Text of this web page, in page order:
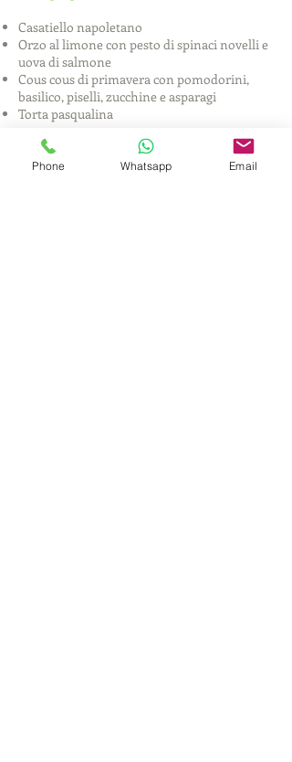
Casatiello napoletano
Orzo al limone con pesto di spinaci novelli e
uova di salmone
Cous cous di primavera con pomodorini,
basilico, piselli, zucchine e asparagi
Torta pasqualina
Secondi piatti
Phone Whatsapp Email